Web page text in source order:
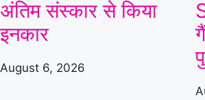
अंतिम संस्कार से किया
इनकार
August 6, 2026
Manchester Super Giants Women
Full Scorecard